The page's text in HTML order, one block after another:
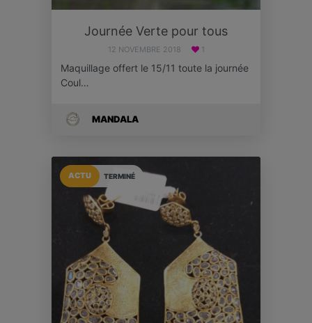
Journée Verte pour tous
12 NOVEMBRE 2018 1
Maquillage offert le 15/11 toute la journée
Coul…
MANDALA
TERMINÉ
ACTU